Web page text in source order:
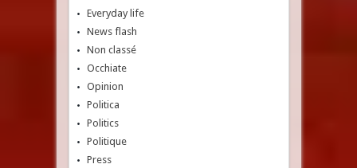
Everyday life
News flash
Non classé
Occhiate
Opinion
Politica
Politics
Politique
Press